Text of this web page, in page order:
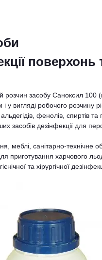
засобу Саноксил 100
у вигляді робочого розчину
фенолів, спиртів
засобів дезінфекції для
меблі, санітарно-
приготування харчового
та хірургічної